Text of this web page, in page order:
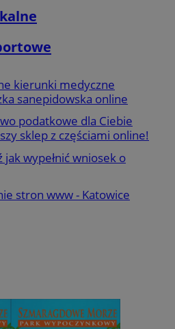
kierunki medyczne
sanepidowska online
podatkowe dla Ciebie
sklep z częściami online!
jak wypełnić wniosek o
stron www - Katowice